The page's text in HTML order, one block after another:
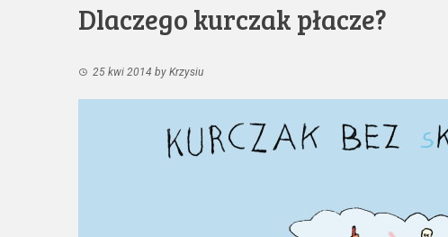
Dlaczego kurczak płacze?
25 kwi 2014 by Krzysiu